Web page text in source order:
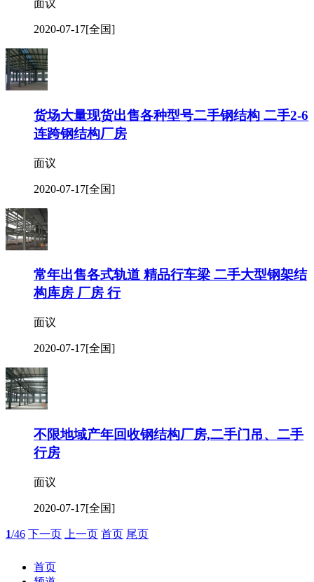
面议
2020-07-17[全国]
货场大量现货出售各种型号二手钢结构 二手2-6
连跨钢结构厂房
面议
2020-07-17[全国]
常年出售各式轨道 精品行车梁 二手大型钢架结
构库房 厂房 行
面议
2020-07-17[全国]
不限地域产年回收钢结构厂房,二手门吊、二手
行房
面议
2020-07-17[全国]
1/46 下一页 上一页 首页 尾页
首页